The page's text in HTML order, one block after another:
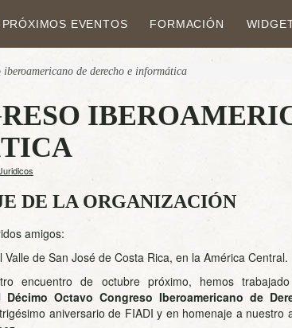
PRÓXIMOS EVENTOS FORMACIÓN
iberoamericano de derecho e informática
DE LA ORGANIZACIÓN
amigos:
de San José de Costa Rica, en la América Central.
encuentro de octubre próximo, hemos
Décimo Octavo Congreso Iberoamericano de
aniversario de FIADI y en homenaje a nuestro